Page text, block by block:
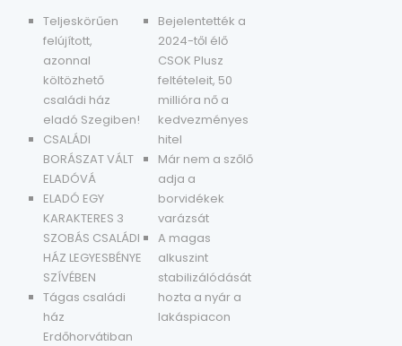
Teljeskörűen
felújított,
azonnal
költözhető
családi ház
eladó Szegiben!
CSALÁDI
BORÁSZAT VÁLT
ELADÓVÁ
ELADÓ EGY
KARAKTERES 3
SZOBÁS CSALÁDI
HÁZ LEGYESBÉNYE
SZÍVÉBEN
Tágas családi
ház
Erdőhorvátiban
Bejelentették a
2024-től élő
CSOK Plusz
feltételeit, 50
millióra nő a
kedvezményes
hitel
Már nem a szőlő
adja a
borvidékek
varázsát
A magas
alkuszint
stabilizálódását
hozta a nyár a
lakáspiacon